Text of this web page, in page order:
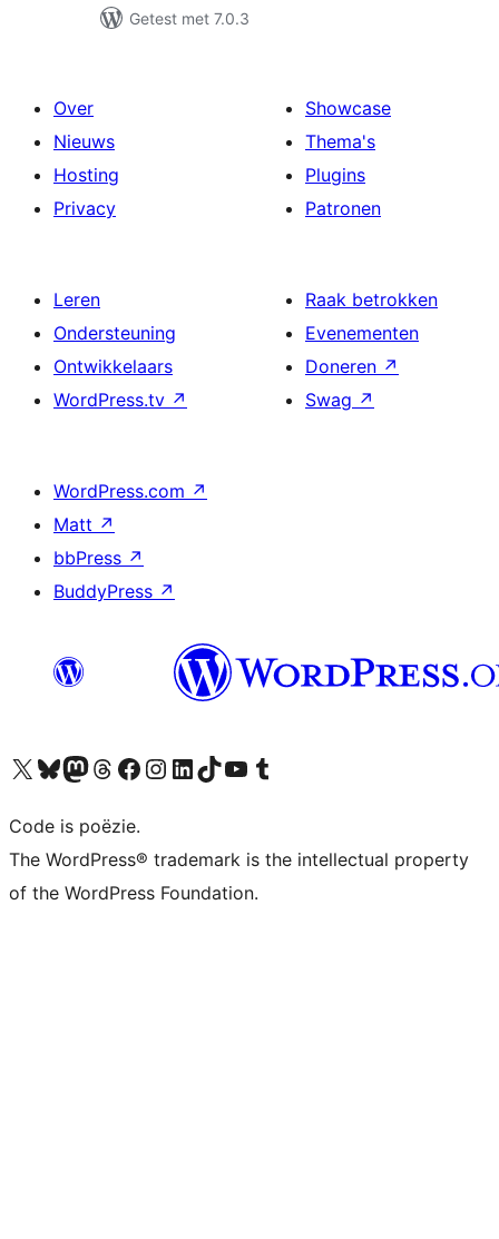
Getest met 7.0.3
Over
Nieuws
Hosting
Privacy
Showcase
Thema's
Plugins
Patronen
Leren
Ondersteuning
Ontwikkelaars
WordPress.tv ↗
Raak betrokken
Evenementen
Doneren ↗
Swag ↗
WordPress.com ↗
Matt ↗
bbPress ↗
BuddyPress ↗
Bezoek ons X (voorheen Twitter) account
Bezoek ons Bluesky account
Bezoek ons Mastodon account
Bezoek ons Threads account
Onze Facebook pagina bezoeken
Bezoek ons Instagram account
Bezoek ons LinkedIn account
Bezoek ons TikTok account
Bezoek ons YouTube kanaalBezoek ons Tumblr account
Code is poëzie.
The WordPress® trademark is the intellectual property
of the WordPress Foundation.